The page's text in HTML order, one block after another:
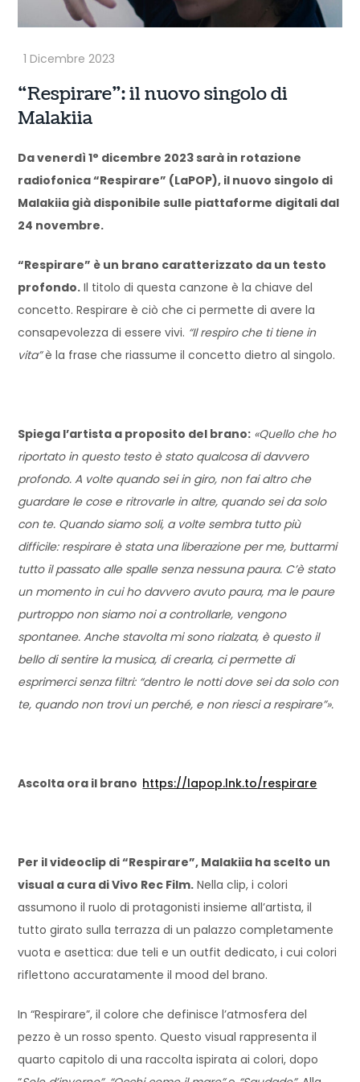
“Respirare”: il nuovo singolo di
Malakiia
Da venerdì 1° dicembre 2023 sarà in rotazione
radiofonica “Respirare” (LaPOP), il nuovo singolo di
Malakiia già disponibile sulle piattaforme digitali dal
24 novembre.
“Respirare” è un brano caratterizzato da un testo
profondo. Il titolo di questa canzone è la chiave del
concetto. Respirare è ciò che ci permette di avere la
consapevolezza di essere vivi. “Il respiro che ti tiene in
vita”è la frase che riassume il concetto dietro al singolo.
Spiega l’artista a proposito del brano: «Quello che ho
riportato in questo testo è stato qualcosa di davvero
profondo. A volte quando sei in giro, non fai altro che
guardare le cose e ritrovarle in altre, quando sei da solo
con te. Quando siamo soli, a volte sembra tutto più
difficile: respirare è stata una liberazione per me, buttarmi
tutto il passato alle spalle senza nessuna paura. C’è stato
un momento in cui ho davvero avuto paura, ma le paure
purtroppo non siamo noi a controllarle, vengono
spontanee. Anche stavolta mi sono rialzata, è questo il
bello di sentire la musica, di crearla, ci permette di
esprimerci senza filtri: “dentro le notti dove sei da solo con
te, quando non trovi un perché, e non riesci a respirare”».
Ascolta ora il brano https://lapop.lnk.to/respirare
Per il videoclip di “Respirare”, Malakiia ha scelto un
visual a cura di Vivo Rec Film. Nella clip, i colori
assumono il ruolo di protagonisti insieme all’artista, il
tutto girato sulla terrazza di un palazzo completamente
vuota e asettica: due teli e un outfit dedicato, i cui colori
riflettono accuratamente il mood del brano.
In “Respirare”, il colore che definisce l’atmosfera del
pezzo è un rosso spento. Questo visual rappresenta il
quarto capitolo di una raccolta ispirata ai colori, dopo